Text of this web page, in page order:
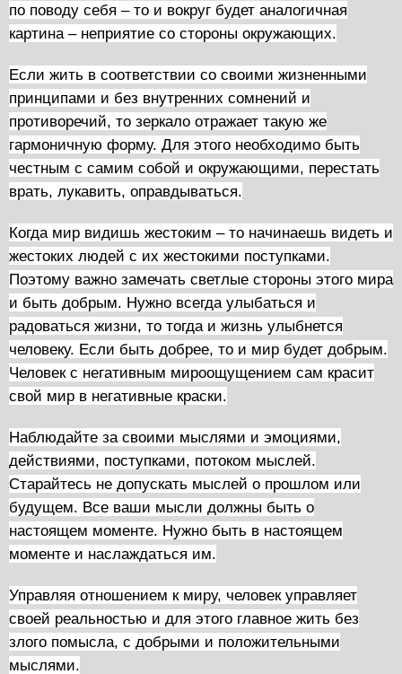
по поводу себя – то и вокруг будет аналогичная
картина – неприятие со стороны окружающих.
Если жить в соответствии со своими жизненными
принципами и без внутренних сомнений и
противоречий, то зеркало отражает такую же
гармоничную форму. Для этого необходимо быть
честным с самим собой и окружающими, перестать
врать, лукавить, оправдываться.
Когда мир видишь жестоким – то начинаешь видеть и
жестоких людей с их жестокими поступками.
Поэтому важно замечать светлые стороны этого мира
и быть добрым. Нужно всегда улыбаться и
радоваться жизни, то тогда и жизнь улыбнется
человеку. Если быть добрее, то и мир будет добрым.
Человек с негативным мироощущением сам красит
свой мир в негативные краски.
Наблюдайте за своими мыслями и эмоциями,
действиями, поступками, потоком мыслей.
Старайтесь не допускать мыслей о прошлом или
будущем. Все ваши мысли должны быть о
настоящем моменте. Нужно быть в настоящем
моменте и наслаждаться им.
Управляя отношением к миру, человек управляет
своей реальностью и для этого главное жить без
злого помысла, с добрыми и положительными
мыслями.